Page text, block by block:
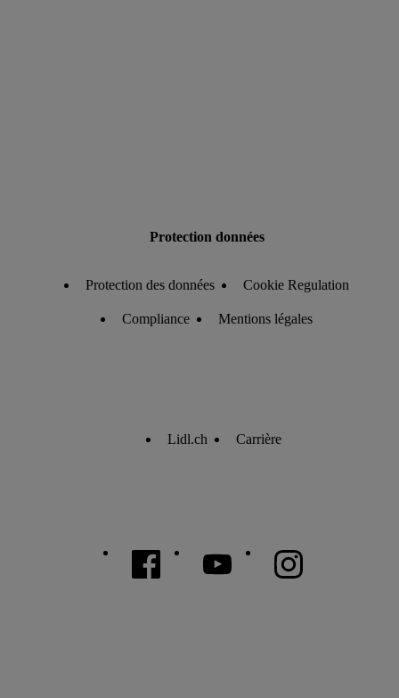
Protection données
Protection des données Cookie Regulation
Compliance Mentions légales
Lidl.ch Carrière